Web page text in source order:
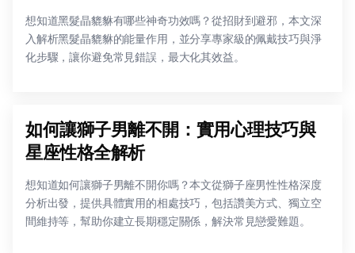
想知道黑髮晶貔貅有哪些神奇功效嗎？從招財到避邪，本文深
入解析黑髮晶貔貅的能量作用，並分享專家級的佩戴技巧與淨
化步驟，讓你避免常見錯誤，最大化其效益。
如何讓獅子男離不開：實用心理技巧與
星座性格全解析
想知道如何讓獅子男離不開你嗎？本文從獅子座男性性格深度
分析出發，提供具體實用的相處技巧，包括讚美方式、獨立空
間維持等，幫助你建立長期穩定關係，解決常見戀愛難題。